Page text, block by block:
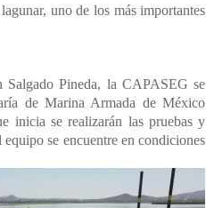
uno de los más importantes
Pineda, la CAPASEG se
de Marina Armada de México
inicia se realizarán las pruebas y
se encuentre en condiciones